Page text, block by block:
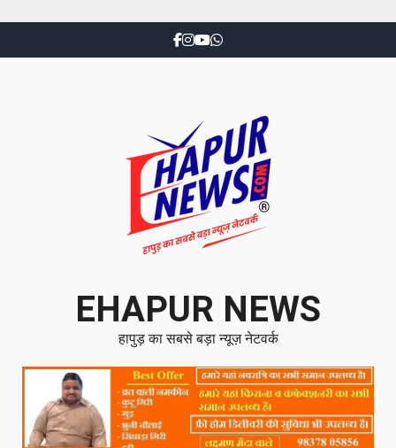
EHAPUR NEWS
हापुड़ का सबसे बड़ा न्यूज़ नेटवर्क